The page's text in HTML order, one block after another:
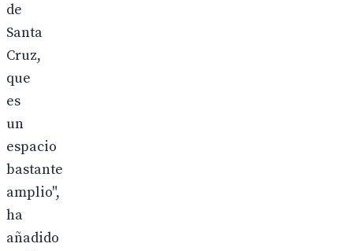
de
Santa
Cruz,
que
es
un
espacio
bastante
amplio",
ha
añadido